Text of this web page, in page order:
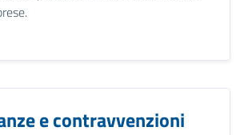
e contravvenzioni